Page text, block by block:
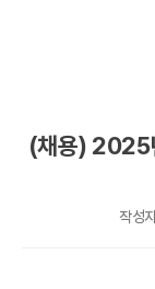
(채용) 2025
작성